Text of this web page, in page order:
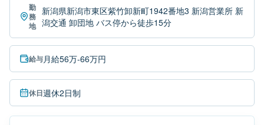
勤
務
地
新潟県新潟市東区紫竹卸新町1942番地3 新潟営業所 新
潟交通 卸団地 バス停から徒歩15分
給与月給56万-66万円
休日週休2日制